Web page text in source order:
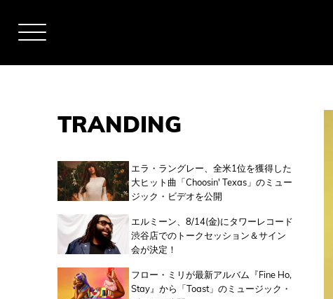
TRANDING
エラ・ラングレー、全米1位を獲得した
大ヒット曲「Choosin' Texas」のミュー
ジック・ビデオを公開
エルミーン、8/14(金)にタワーレコード
渋谷店でのトークセッション＆サイン
会が決定！
フロー・ミリが最新アルバム『Fine Ho,
Stay』から「Toast」のミュージック・